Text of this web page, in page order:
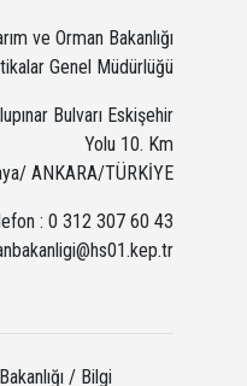
ve Orman Bakanlığı
Genel Müdürlüğü
Bulvarı Eskişehir
Yolu 10. Km
ANKARA/TÜRKİYE
: 0 312 307 60 43
/ Bilgi